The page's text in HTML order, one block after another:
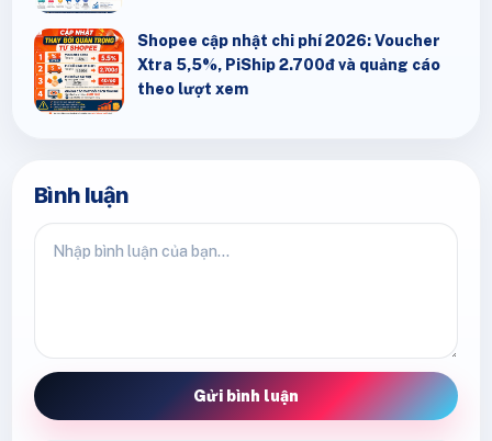
Shopee cập nhật chi phí 2026: Voucher
Xtra 5,5%, PiShip 2.700đ và quảng cáo
theo lượt xem
Bình luận
Gửi bình luận